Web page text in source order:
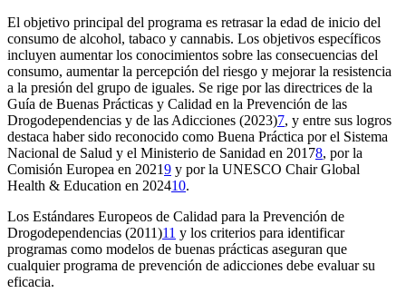
El objetivo principal del programa es retrasar la edad de inicio del
consumo de alcohol, tabaco y cannabis. Los objetivos específicos
incluyen aumentar los conocimientos sobre las consecuencias del
consumo, aumentar la percepción del riesgo y mejorar la resistencia
a la presión del grupo de iguales. Se rige por las directrices de la
Guía de Buenas Prácticas y Calidad en la Prevención de las
Drogodependencias y de las Adicciones (2023)7, y entre sus logros
destaca haber sido reconocido como Buena Práctica por el Sistema
Nacional de Salud y el Ministerio de Sanidad en 20178, por la
Comisión Europea en 20219 y por la UNESCO Chair Global
Health & Education en 202410.
Los Estándares Europeos de Calidad para la Prevención de
Drogodependencias (2011)11 y los criterios para identificar
programas como modelos de buenas prácticas aseguran que
cualquier programa de prevención de adicciones debe evaluar su
eficacia.